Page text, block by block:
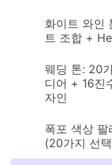
화이트 와인
트 조합 +
웨딩 톤: 20
디어 + 16진
자인
폭포 색상 팔
(20가지 선